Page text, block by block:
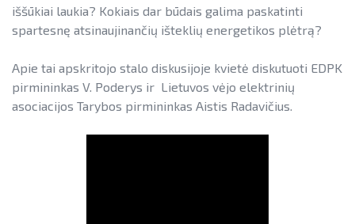
iššūkiai laukia? Kokiais dar būdais galima paskatinti
spartesnę atsinaujinančių išteklių energetikos plėtrą?
Apie tai apskritojo stalo diskusijoje kvietė diskutuoti EDPK
pirmininkas V. Poderys ir Lietuvos vėjo elektrinių
asociacijos Tarybos pirmininkas Aistis Radavičius.